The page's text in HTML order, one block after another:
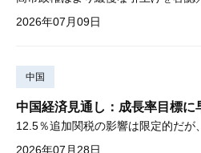
2026年07月09日
中国
中国経済見通し：成長率目標に
12.5％追加関税の影響は限定的だが
2026年07月28日